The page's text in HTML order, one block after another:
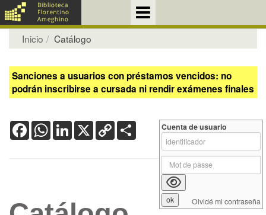
Inicio Catálogo
Sanciones a usuarios con préstamos vencidos: no
podrán inscribirse a cursada ni rendir exámenes finales
FacebookWhatsApp
LinkedIn
X Copy
Link
Cuenta de usuario
Olvidé mi contraseña